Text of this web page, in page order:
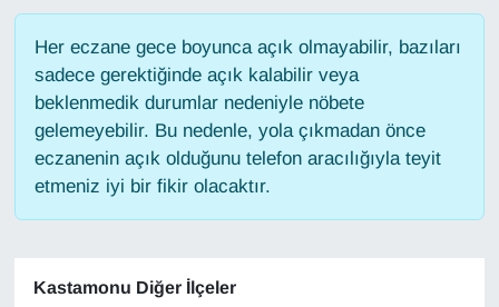
Her eczane gece boyunca açık olmayabilir, bazıları
sadece gerektiğinde açık kalabilir veya
beklenmedik durumlar nedeniyle nöbete
gelemeyebilir. Bu nedenle, yola çıkmadan önce
eczanenin açık olduğunu telefon aracılığıyla teyit
etmeniz iyi bir fikir olacaktır.
Kastamonu Diğer İlçeler
Gündem
Haber
HABERDE İNSAN
İngilizce
Kamu Alımları